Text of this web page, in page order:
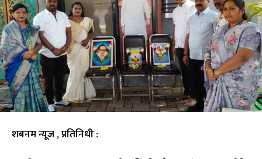
शबनम न्यूज , प्रतिनिधी :